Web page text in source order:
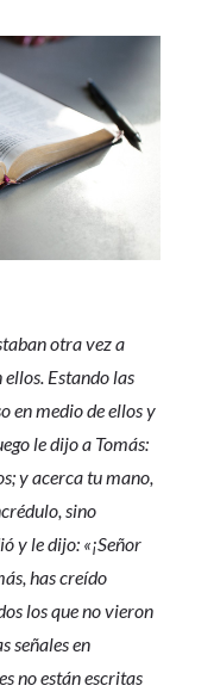
otra vez a
Estando las
en medio de ellos y
le dijo a Tomás:
y acerca tu mano,
sino
y le dijo: «¡Señor
has creído
los que no vieron
señales en
no están escritas